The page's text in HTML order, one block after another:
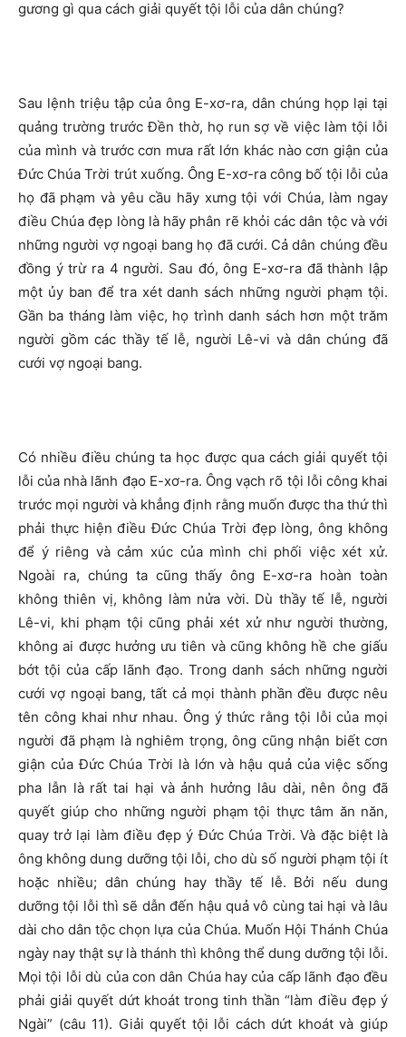
gương gì qua cách giải quyết tội lỗi của dân chúng?
Sau lệnh triệu tập của ông E-xơ-ra, dân chúng họp lại tại
quảng trường trước Đền thờ, họ run sợ về việc làm tội lỗi
của mình và trước cơn mưa rất lớn khác nào cơn giận của
Đức Chúa Trời trút xuống. Ông E-xơ-ra công bố tội lỗi của
họ đã phạm và yêu cầu hãy xưng tội với Chúa, làm ngay
điều Chúa đẹp lòng là hãy phân rẽ khỏi các dân tộc và với
những người vợ ngoại bang họ đã cưới. Cả dân chúng đều
đồng ý trừ ra 4 người. Sau đó, ông E-xơ-ra đã thành lập
một ủy ban để tra xét danh sách những người phạm tội.
Gần ba tháng làm việc, họ trình danh sách hơn một trăm
người gồm các thầy tế lễ, người Lê-vi và dân chúng đã
cưới vợ ngoại bang.
Có nhiều điều chúng ta học được qua cách giải quyết tội
lỗi của nhà lãnh đạo E-xơ-ra. Ông vạch rõ tội lỗi công khai
trước mọi người và khẳng định rằng muốn được tha thứ thì
phải thực hiện điều Đức Chúa Trời đẹp lòng, ông không
để ý riêng và cảm xúc của mình chi phối việc xét xử.
Ngoài ra, chúng ta cũng thấy ông E-xơ-ra hoàn toàn
không thiên vị, không làm nửa vời. Dù thầy tế lễ, người
Lê-vi, khi phạm tội cũng phải xét xử như người thường,
không ai được hưởng ưu tiên và cũng không hề che giấu
bớt tội của cấp lãnh đạo. Trong danh sách những người
cưới vợ ngoại bang, tất cả mọi thành phần đều được nêu
tên công khai như nhau. Ông ý thức rằng tội lỗi của mọi
người đã phạm là nghiêm trọng, ông cũng nhận biết cơn
giận của Đức Chúa Trời là lớn và hậu quả của việc sống
pha lẫn là rất tai hại và ảnh hưởng lâu dài, nên ông đã
quyết giúp cho những người phạm tội thực tâm ăn năn,
quay trở lại làm điều đẹp ý Đức Chúa Trời. Và đặc biệt là
ông không dung dưỡng tội lỗi, cho dù số người phạm tội ít
hoặc nhiều; dân chúng hay thầy tế lễ. Bởi nếu dung
dưỡng tội lỗi thì sẽ dẫn đến hậu quả vô cùng tai hại và lâu
dài cho dân tộc chọn lựa của Chúa. Muốn Hội Thánh Chúa
ngày nay thật sự là thánh thì không thể dung dưỡng tội lỗi.
Mọi tội lỗi dù của con dân Chúa hay của cấp lãnh đạo đều
phải giải quyết dứt khoát trong tinh thần “làm điều đẹp ý
Ngài” (câu 11). Giải quyết tội lỗi cách dứt khoát và giúp